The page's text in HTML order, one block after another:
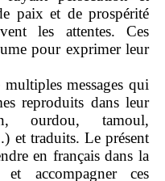
paix et de prospérité
les attentes. Ces
pour exprimer leur
messages qui
reproduits dans leur
ourdou, tamoul,
et traduits. Le présent
en français dans la
accompagner ces